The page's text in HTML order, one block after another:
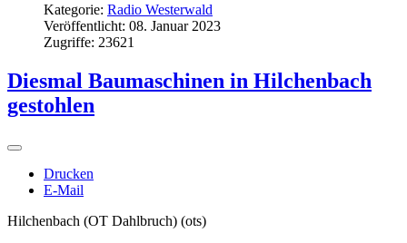
Kategorie: Radio Westerwald
Veröffentlicht: 08. Januar 2023
Zugriffe: 23621
Diesmal Baumaschinen in Hilchenbach
gestohlen
Drucken
E-Mail
Hilchenbach (OT Dahlbruch) (ots)